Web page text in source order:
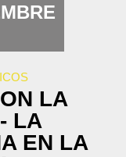
LA
LA
EN LA